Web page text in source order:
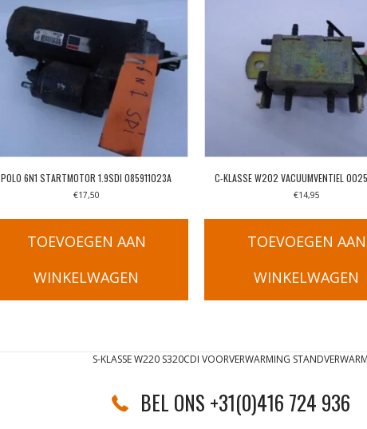
POLO 6N1 STARTMOTOR 1.9SDI 085911023A
€17,50
TOEVOEGEN AAN
WINKELWAGEN
C-KLASSE W202 VACUUMVENTIEL
€14,95
TOEVOEGEN AAN
WINKELWAGEN
S-KLASSE W220 S320CDI VOORVERWARMING
BEL ONS +31(0)416 724 936